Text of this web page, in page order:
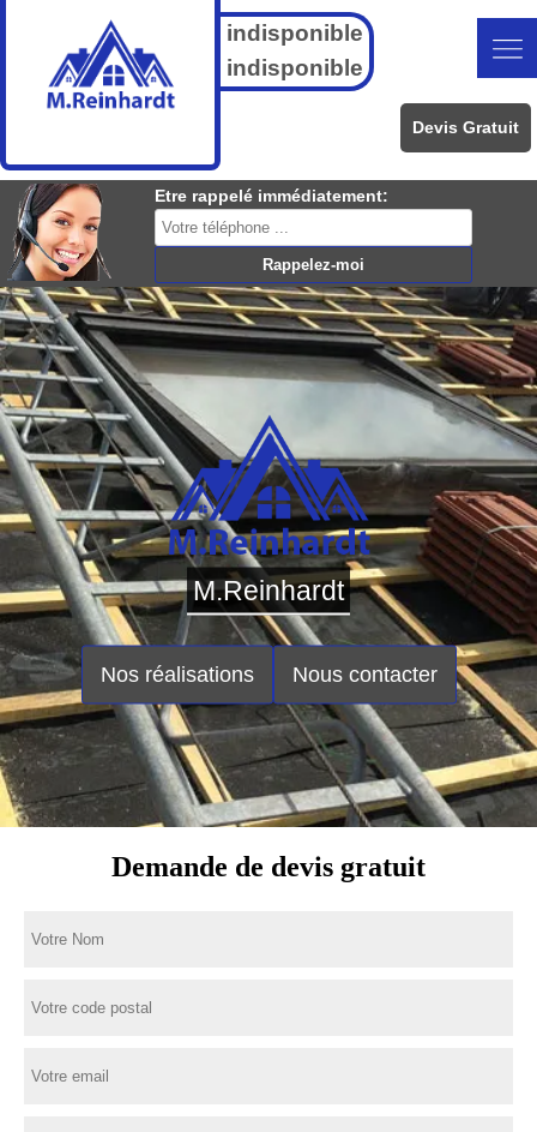
indisponible
indisponible
Devis Gratuit
Etre rappelé immédiatement:
M.Reinhardt
Nos réalisations Nous contacter
Demande de devis gratuit